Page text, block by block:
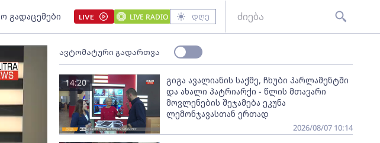
გადაცემები LIVE LIVE RADIO დღე
ავტომატური გადართვა
გიგა ავალიანის საქმე, ჩხუბი პარლამენტში
და ახალი პატრიარქი - წლის მთავარი
მოვლენების შეჯამება ეკუნა
ლემონჯავასთან ერთად
14:20
2026/08/07 10:14